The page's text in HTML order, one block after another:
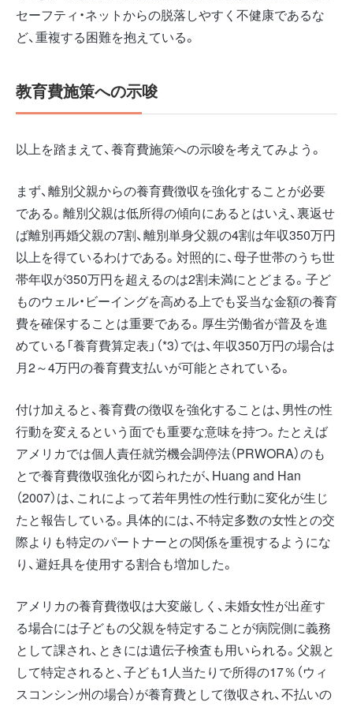
セーフティ・ネットからの脱落しやすく不健康であるな
ど、重複する困難を抱えている。
教育費施策への示唆
以上を踏まえて、養育費施策への示唆を考えてみよう。
まず、離別父親からの養育費徴収を強化することが必要
である。離別父親は低所得の傾向にあるとはいえ、裏返せ
ば離別再婚父親の7割、離別単身父親の4割は年収350万円
以上を得ているわけである。対照的に、母子世帯のうち世
帯年収が350万円を超えるのは2割未満にとどまる。子ど
ものウェル・ビーイングを高める上でも妥当な金額の養育
費を確保することは重要である。厚生労働省が普及を進
めている「養育費算定表」（*3）では、年収350万円の場合は
月2～4万円の養育費支払いが可能とされている。
付け加えると、養育費の徴収を強化することは、男性の性
行動を変えるという面でも重要な意味を持つ。たとえば
アメリカでは個人責任就労機会調停法（PRWORA）のも
とで養育費徴収強化が図られたが、Huang and Han
（2007）は、これによって若年男性の性行動に変化が生じ
たと報告している。具体的には、不特定多数の女性との交
際よりも特定のパートナーとの関係を重視するようにな
り、避妊具を使用する割合も増加した。
アメリカの養育費徴収は大変厳しく、未婚女性が出産す
る場合には子どもの父親を特定することが病院側に義務
として課され、ときには遺伝子検査も用いられる。父親と
して特定されると、子ども1人当たりで所得の17％（ウィ
スコンシン州の場合）が養育費として徴収され、不払いの